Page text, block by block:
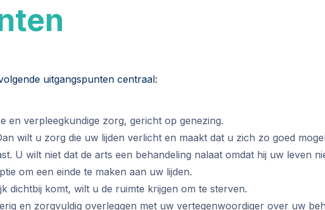
uitgangspunten centraal:
en verpleegkundige zorg, gericht op genezing.
wilt u zorg die uw lijden verlicht en maakt dat u zich zo goed
U wilt niet dat de arts een behandeling nalaat omdat hij uw leven
om een einde te maken aan uw lijden.
dichtbij komt, wilt u de ruimte krijgen om te sterven.
en zorgvuldig overleggen met uw vertegenwoordiger over uw